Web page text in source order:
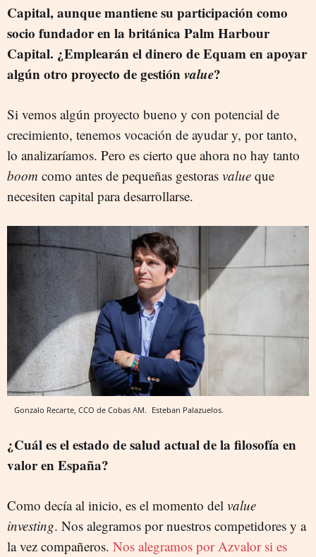
Capital, aunque mantiene su participación como
socio fundador en la británica Palm Harbour
Capital. ¿Emplearán el dinero de Equam en apoyar
algún otro proyecto de gestiónvalue?
Si vemos algún proyecto bueno y con potencial de
crecimiento, tenemos vocación de ayudar y, por tanto,
lo analizaríamos. Pero es cierto que ahora no hay tanto
boom como antes de pequeñas gestoras value que
necesiten capital para desarrollarse.
Gonzalo Recarte, CCO de Cobas AM. Esteban Palazuelos.
¿Cuál es el estado de salud actual de la filosofía en
valor en España?
Como decía al inicio, es el momento del value
investing. Nos alegramos por nuestros competidores y a
la vez compañeros. Nos alegramos por Azvalor si es